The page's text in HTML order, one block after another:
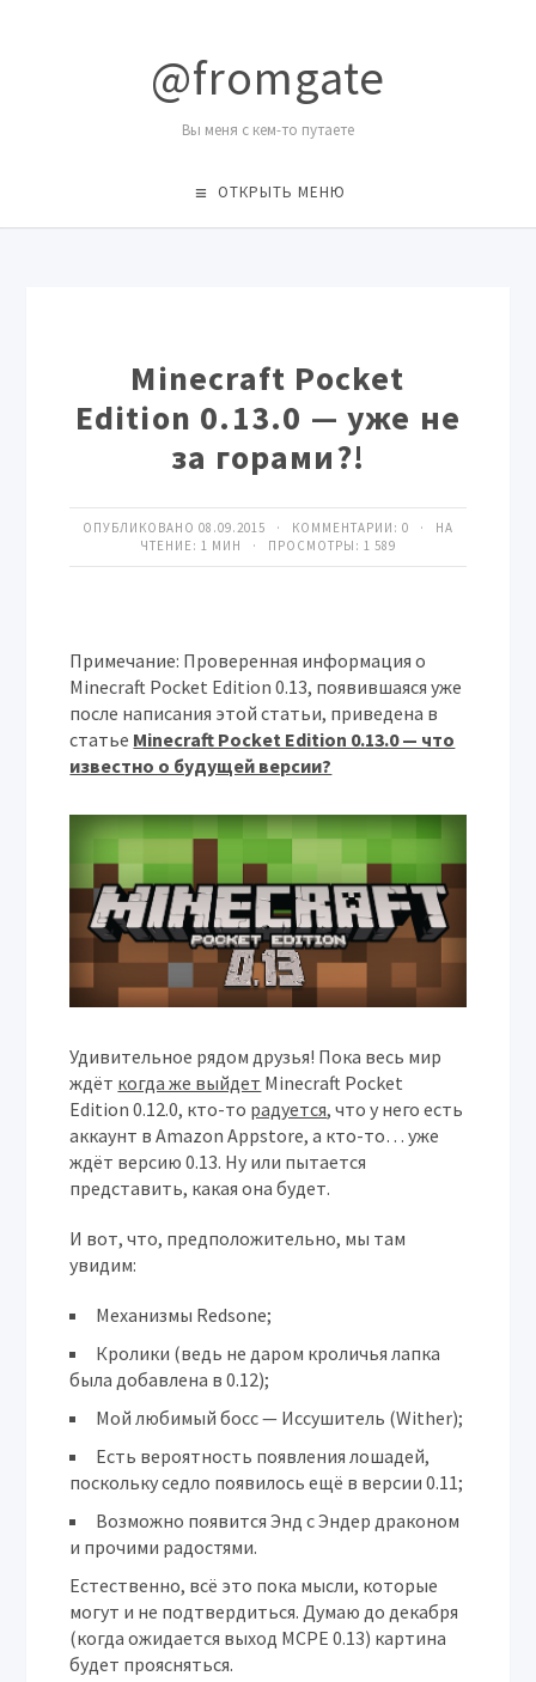
@fromgate
Вы меня с кем-то путаете
ОТКРЫТЬ МЕНЮ
Minecraft Pocket
Edition 0.13.0 — уже не
за горами?!
ОПУБЛИКОВАНО 08.09.2015 · КОММЕНТАРИИ: 0 · НА
ЧТЕНИЕ: 1 МИН · ПРОСМОТРЫ: 1 589
Примечание: Проверенная информация о
Minecraft Pocket Edition 0.13, появившаяся уже
после написания этой статьи, приведена в
статье Minecraft Pocket Edition 0.13.0 — что
известно о будущей версии?
Удивительное рядом друзья! Пока весь мир
ждёт когда же выйдет Minecraft Pocket
Edition 0.12.0, кто-то радуется, что у него есть
аккаунт в Amazon Appstore, а кто-то… уже
ждёт версию 0.13. Ну или пытается
представить, какая она будет.
И вот, что, предположительно, мы там
увидим:
Механизмы Redsone;
Кролики (ведь не даром кроличья лапка
была добавлена в 0.12);
Мой любимый босс — Иссушитель (Wither);
Есть вероятность появления лошадей,
поскольку седло появилось ещё в версии 0.11;
Возможно появится Энд с Эндер драконом
и прочими радостями.
Естественно, всё это пока мысли, которые
могут и не подтвердиться. Думаю до декабря
(когда ожидается выход MCPE 0.13) картина
будет проясняться.